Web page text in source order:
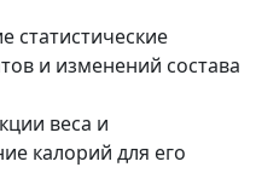
статистические
и изменений состава
веса и
калорий для его